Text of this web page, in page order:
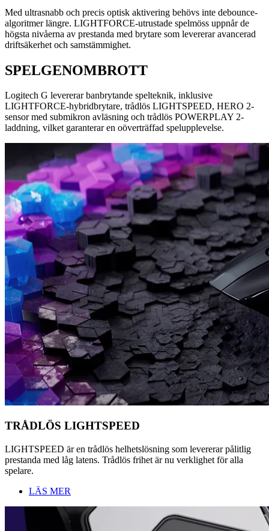
Med ultrasnabb och precis optisk aktivering behövs inte debounce-
algoritmer längre. LIGHTFORCE-utrustade spelmöss uppnår de
högsta nivåerna av prestanda med brytare som levererar avancerad
driftsäkerhet och samstämmighet.
SPELGENOMBROTT
Logitech G levererar banbrytande spelteknik, inklusive
LIGHTFORCE-hybridbrytare, trådlös LIGHTSPEED, HERO 2-
sensor med submikron avläsning och trådlös POWERPLAY 2-
laddning, vilket garanterar en oöverträffad spelupplevelse.
TRÅDLÖS LIGHTSPEED
LIGHTSPEED är en trådlös helhetslösning som levererar pålitlig
prestanda med låg latens. Trådlös frihet är nu verklighet för alla
spelare.
LÄS MER